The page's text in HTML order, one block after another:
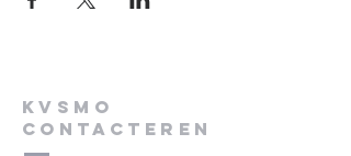
KVSMO
contacteren